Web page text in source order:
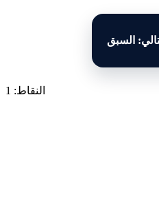
السبق
النقاط: 1